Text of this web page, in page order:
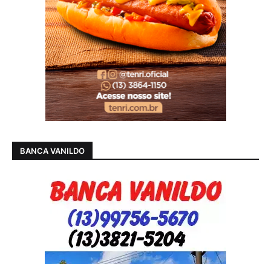
BANCA VANILDO